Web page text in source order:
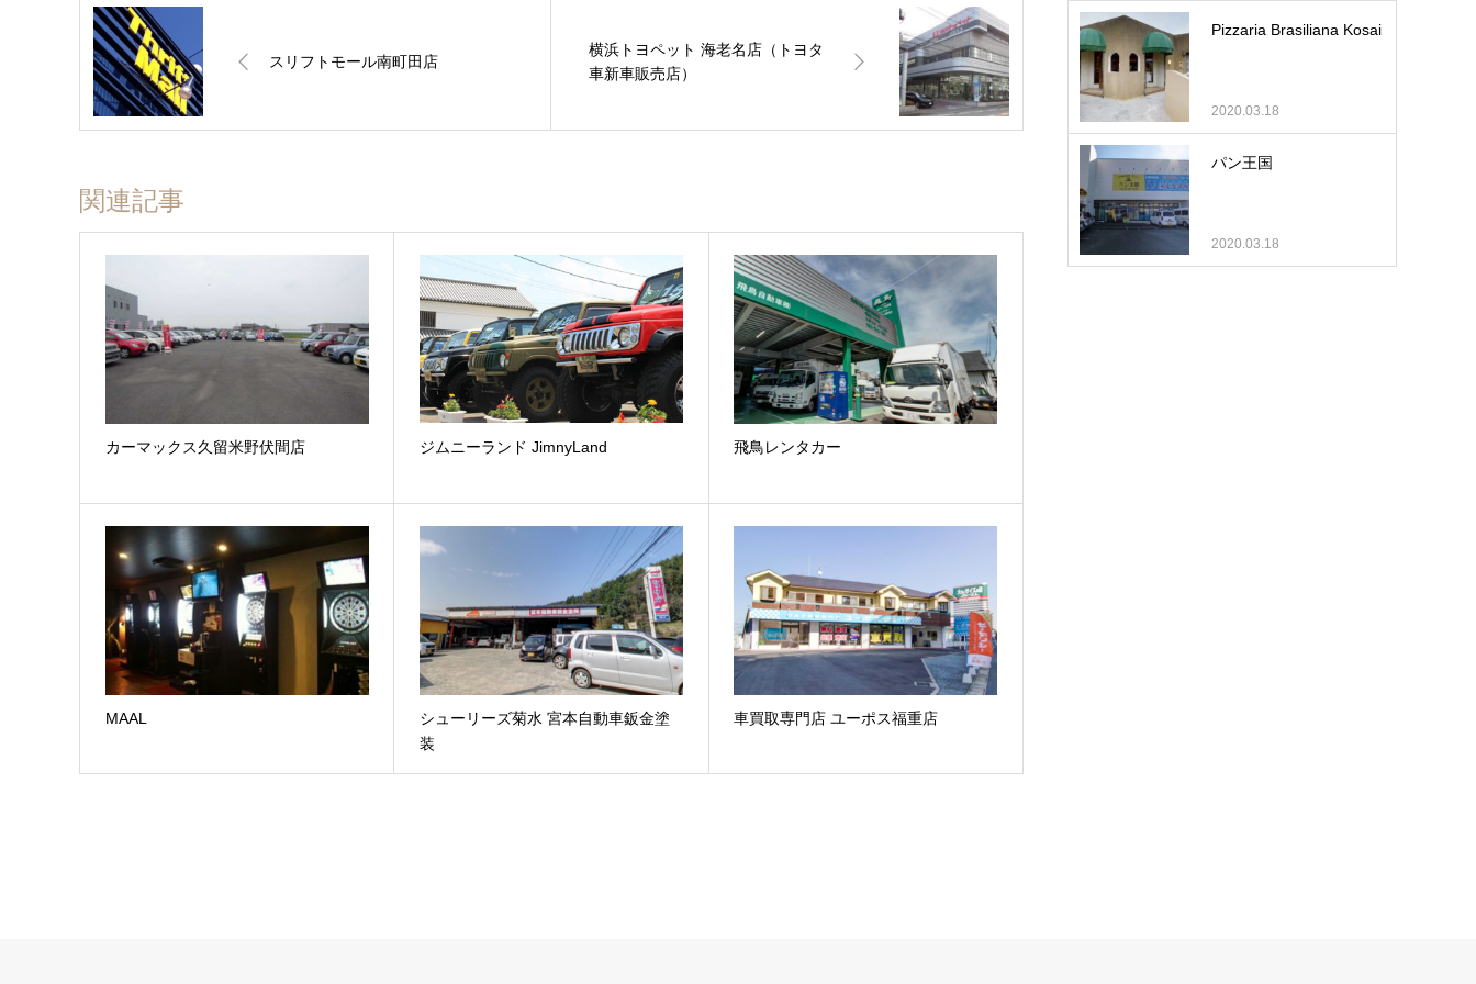
スリフトモール南町田店
横浜トヨペット 海老名店（トヨタ
車新車販売店）
関連記事
カーマックス久留米野伏間店 ジムニーランド JimnyLand 飛鳥レンタカー
MAAL
シューリーズ菊水 宮本自動車鈑金塗
装
車買取専門店 ユーポス福重店
Pizzaria Brasiliana Kosai
2020.03.18
パン王国
2020.03.18